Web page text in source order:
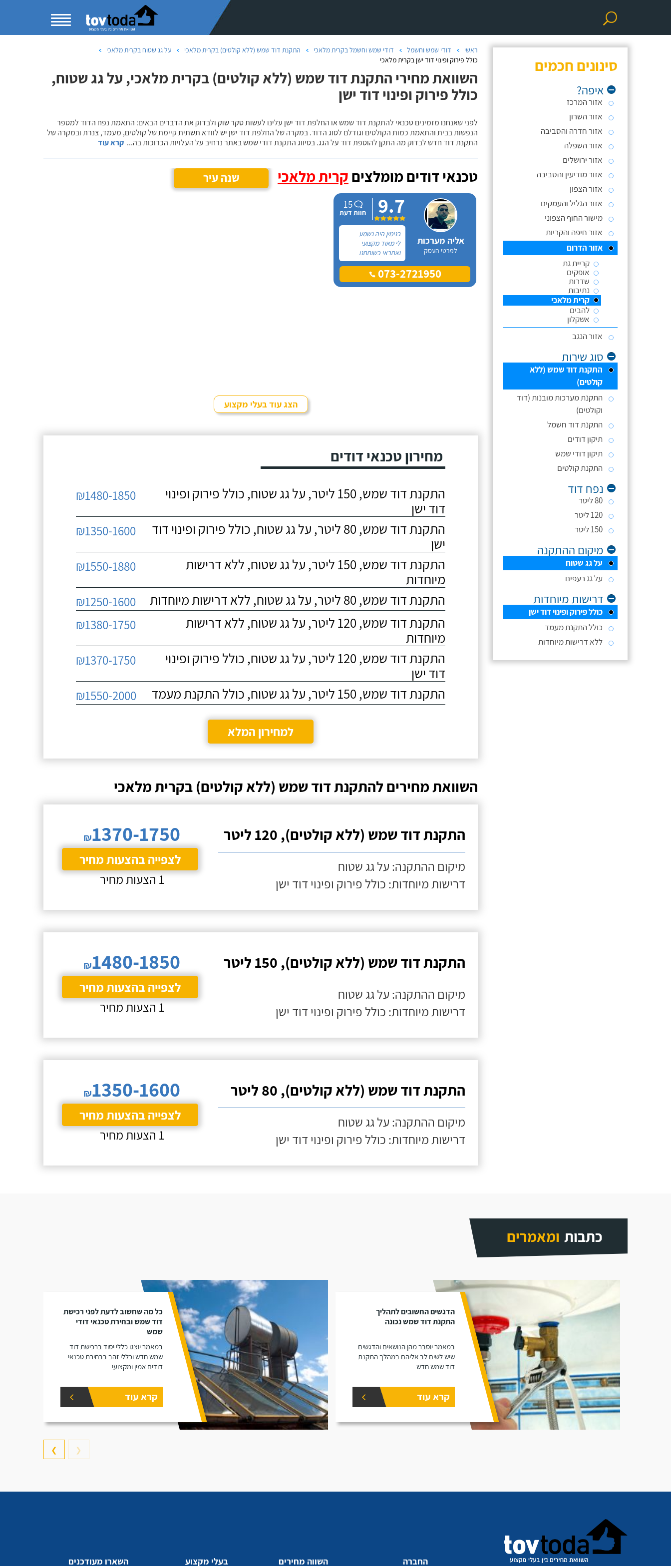
סינונים חכמים
איפה?
אזור המרכז
אזור השרון
אזור חדרה והסביבה
אזור השפלה
אזור ירושלים
אזור מודיעין והסביבה
אזור הצפון
אזור הגליל והעמקים
מישור החוף הצפוני
אזור חיפה והקריות
אזור הדרום
קריית גת
אופקים
שדרות
נתיבות
קרית מלאכי
להבים
אשקלון
אזור הנגב
סוג שירות
התקנת דוד שמש (ללא
קולטים)
התקנת מערכות מובנות (דוד
וקולטים)
התקנת דוד חשמל
תיקון דודים
תיקון דודי שמש
התקנת קולטים
נפח דוד
80 ליטר
120 ליטר
150 ליטר
מיקום ההתקנה
על גג שטוח
על גג רעפים
דרישות מיוחדות
כולל פירוק ופינוי דוד ישן
כולל התקנת מעמד
ללא דרישות מיוחדות
ראשי דודי שמש וחשמל דודי שמש וחשמל בקרית מלאכי התקנת דוד שמש (ללא קולטים) בקרית מלאכי
על גג שטוח בקרית מלאכי
כולל פירוק ופינוי דוד ישן בקרית מלאכי
השוואת מחירי התקנת דוד שמש (ללא קולטים) בקרית מלאכי, על גג שטוח,
כולל פירוק ופינוי דוד ישן
לפני שאנחנו מזמינים טכנאי להתקנת דוד שמש או החלפת דוד ישן עלינו לעשות סקר שוק ולבדוק את הדברים הבאים: התאמת נפח הדוד למספר
הנפשות בבית והתאמת כמות הקולטים וגודלם לסוג הדוד. במקרה של החלפת דוד ישן יש לוודא תשתית קיימת של קולטים, מעמד, צנרת ובמקרה של
התקנת דוד חדש לבדוק מה התקן להוספת דוד על הגג. בסיווג התקנת דודי שמש באתר נרחיב על העלויות הכרוכות בה... קרא עוד
טכנאי דודים מומלצים קרית מלאכי שנה עיר
אליה מערכות
לפרטי העסק
9.7
15
חוות דעת
בנימין היה נשמע
לי מאוד מקצועי
ואחראי כשוחחנו
בטלפון לכן, הזמנתי
אותו להחלפת דוד
שמש וקולטים בבניין בו073-2721950
הצג עוד בעלי מקצוע
מחירון טכנאי דודים
התקנת דוד שמש, 150 ליטר, על גג שטוח, כולל פירוק ופינוי
דוד ישן
₪1480-1850
התקנת דוד שמש, 80 ליטר, על גג שטוח, כולל פירוק ופינוי דוד
ישן
₪1350-1600
התקנת דוד שמש, 150 ליטר, על גג שטוח, ללא דרישות
מיוחדות
₪1550-1880
התקנת דוד שמש, 80 ליטר, על גג שטוח, ללא דרישות מיוחדות ₪1250-1600
התקנת דוד שמש, 120 ליטר, על גג שטוח, ללא דרישות
מיוחדות
₪1380-1750
התקנת דוד שמש, 120 ליטר, על גג שטוח, כולל פירוק ופינוי
דוד ישן
₪1370-1750
התקנת דוד שמש, 150 ליטר, על גג שטוח, כולל התקנת מעמד ₪1550-2000
למחירון המלא
השוואת מחירים להתקנת דוד שמש (ללא קולטים) בקרית מלאכי
התקנת דוד שמש (ללא קולטים), 120 ליטר
מיקום ההתקנה: על גג שטוח
דרישות מיוחדות: כולל פירוק ופינוי דוד ישן
₪1370-1750
לצפייה בהצעות מחיר
1 הצעות מחיר
התקנת דוד שמש (ללא קולטים), 150 ליטר
מיקום ההתקנה: על גג שטוח
דרישות מיוחדות: כולל פירוק ופינוי דוד ישן
₪1480-1850
לצפייה בהצעות מחיר
1 הצעות מחיר
התקנת דוד שמש (ללא קולטים), 80 ליטר
מיקום ההתקנה: על גג שטוח
דרישות מיוחדות: כולל פירוק ופינוי דוד ישן
₪1350-1600
לצפייה בהצעות מחיר
1 הצעות מחיר
כתבות ומאמרים
הדגשים החשובים לתהליך
התקנת דוד שמש נכונה
במאמר יוסבר מהן הנושאים והדגשים
שיש לשים לב אליהם במהלך התקנת
דוד שמש חדש
קרא עוד
כל מה שחשוב לדעת לפני רכישת
דוד שמש ובחירת טכנאי דודי
שמש
במאמר יוצגו כללי יסוד ברכישת דוד
שמש חדש וכללי זהב בבחירת טכנאי
דודים אמין ומקצועי
קרא עוד
❮
❯
החברה השווה מחירים בעלי מקצוע השארו מעודכנים